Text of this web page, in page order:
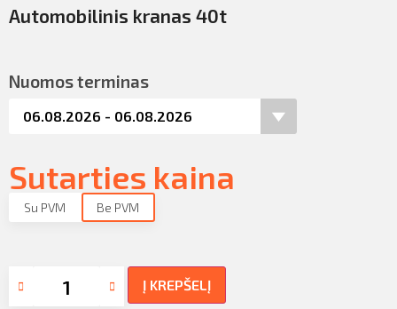
Automobilinis kranas 40t
Nuomos terminas
Sutarties kaina
Su PVM Be PVM
Į KREPŠELĮ